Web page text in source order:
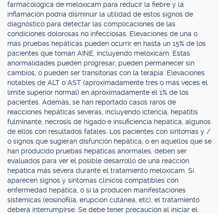
farmacológica de meloxicam para reducir la fiebre y la
inflamación podría disminuir la utilidad de estos signos de
diagnóstico para detectar las complicaciones de las
condiciones dolorosas no infecciosas. Elevaciones de una o
más pruebas hepáticas pueden ocurrir en hasta un 15% de los
pacientes que toman AINE, incluyendo meloxicam. Estas
anormalidades pueden progresar, pueden permanecer sin
cambios, o pueden ser transitorias con la terapia. Elevaciones
notables de ALT o AST (aproximadamente tres o más veces el
límite superior normal) en aproximadamente el 1% de los
pacientes. Además, se han reportado casos raros de
reacciones hepáticas severas, incluyendo ictericia, hepatitis
fulminante, necrosis de hígado e insuficiencia hepática, algunos
de ellos con resultados fatales. Los pacientes con síntomas y /
o signos que sugieran disfunción hepática, o en aquellos que se
han producido pruebas hepáticas anormales, deben ser
evaluados para ver el posible desarrollo de una reacción
hepática más severa durante el tratamiento meloxicam. Si
aparecen signos y síntomas clínicos compatibles con
enfermedad hepática, o si la producen manifestaciones
sistémicas (eosinofilia, erupción cutánea, etc), el tratamiento
deberá interrumpirse. Se debe tener precaución al iniciar el